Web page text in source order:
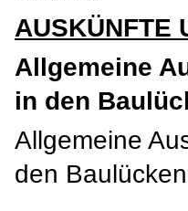
AUSKÜNFTE
Allgemeine
in den
Allgemeine
den